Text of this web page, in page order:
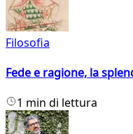
Filosofia
Fede e ragione, la
1 min di lettura